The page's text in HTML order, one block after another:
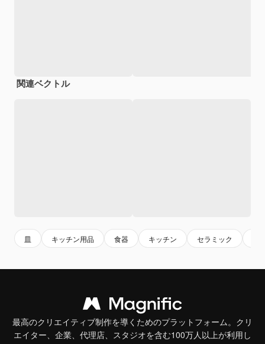
関連ベクトル
皿 キッチン用品 食器 キッチン セラミック
最高のクリエイティブ制作を導くためのプラットフォーム。クリ
エイター、企業、代理店、スタジオを含む100万人以上が利用し